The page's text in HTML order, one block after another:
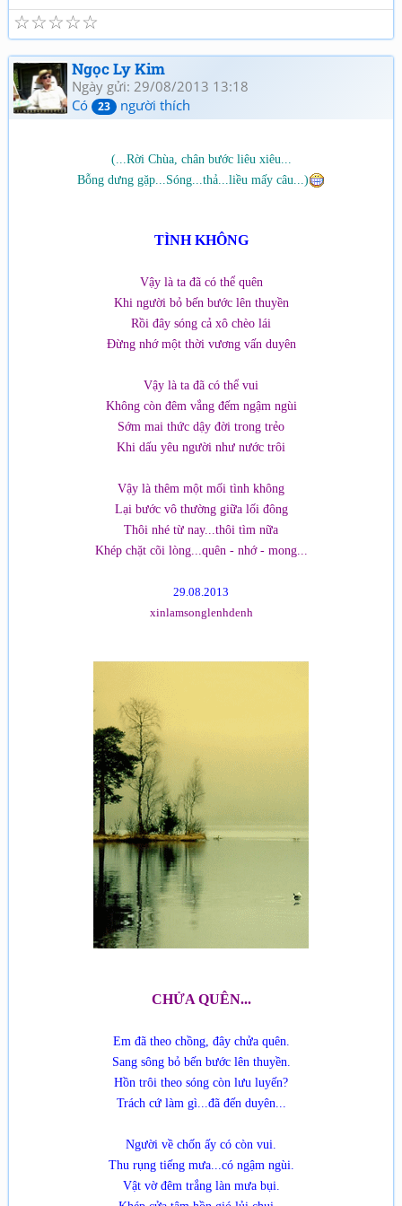
☆
☆
☆
☆
☆
Ngọc Ly Kim
Ngày gửi: 29/08/2013 13:18
Có
23 người thích
(...Rời Chùa, chân bước liêu xiêu...
Bỗng dưng gặp...Sóng...thả...liều mấy câu...)
TÌNH KHÔNG
Vậy là ta đã có thể quên
Khi người bỏ bến bước lên thuyền
Rồi đây sóng cả xô chèo lái
Đừng nhớ một thời vương vấn duyên
Vậy là ta đã có thể vui
Không còn đêm vắng đếm ngậm ngùi
Sớm mai thức dậy đời trong trẻo
Khi dấu yêu người như nước trôi
Vậy là thêm một mối tình không
Lại bước vô thường giữa lối đông
Thôi nhé từ nay...thôi tìm nữa
Khép chặt cõi lòng...quên - nhớ - mong...
29.08.2013
xinlamsonglenhdenh
CHỬA QUÊN...
Em đã theo chồng, đây chửa quên.
Sang sông bỏ bến bước lên thuyền.
Hồn trôi theo sóng còn lưu luyến?
Trách cứ làm gì...đã đến duyên...
Người về chốn ấy có còn vui.
Thu rụng tiếng mưa...có ngậm ngùi.
Vật vờ đêm trắng làn mưa bụi.